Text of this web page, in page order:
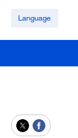
Language